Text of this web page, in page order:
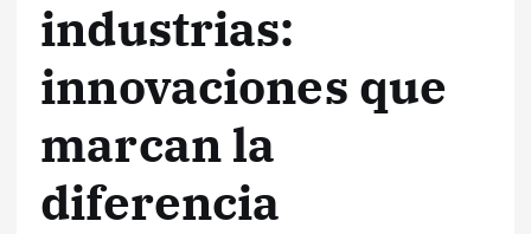
industrias:
innovaciones que
marcan la
diferencia